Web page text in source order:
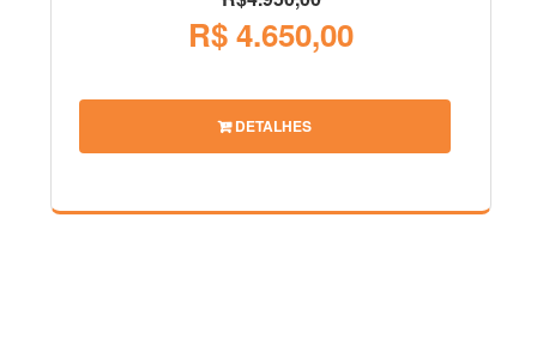
R$ 4.650,00
DETALHES